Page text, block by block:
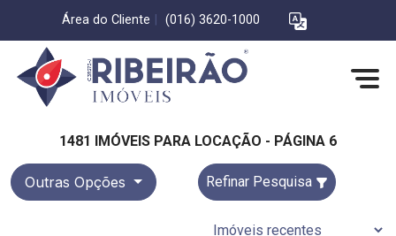
Área do Cliente (016) 3620-1000
1481 IMÓVEIS PARA LOCAÇÃO - PÁGINA 6
Outras Opções Refinar Pesquisa